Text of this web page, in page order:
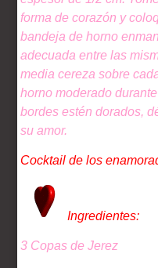
forma de corazón y
bandeja de horno
adecuada entre las
media cereza sobre
horno moderado
bordes estén dorados,
su amor.
Cocktail de los
Ingredientes:
3 Copas de Jerez